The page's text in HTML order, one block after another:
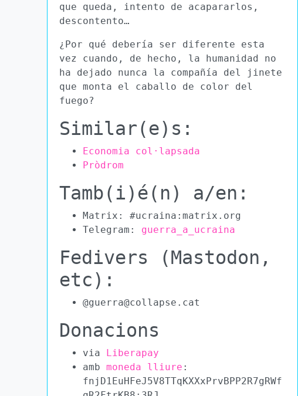
que queda, intento de acapararlos,
descontento…
¿Por qué debería ser diferente esta
vez cuando, de hecho, la humanidad no
ha dejado nunca la compañía del jinete
que monta el caballo de color del
fuego?
Similar(e)s:
Economia col·lapsada
Pròdrom
Tamb(i)é(n) a/en:
Matrix: #ucraina:matrix.org
Telegram: guerra_a_ucraina
Fedivers (Mastodon,
etc):
@guerra@collapse.cat
Donacions
via Liberapay
amb moneda lliure :
fnjD1EuHFeJ5V8TTqKXXxPrvBPP2R7gRWf